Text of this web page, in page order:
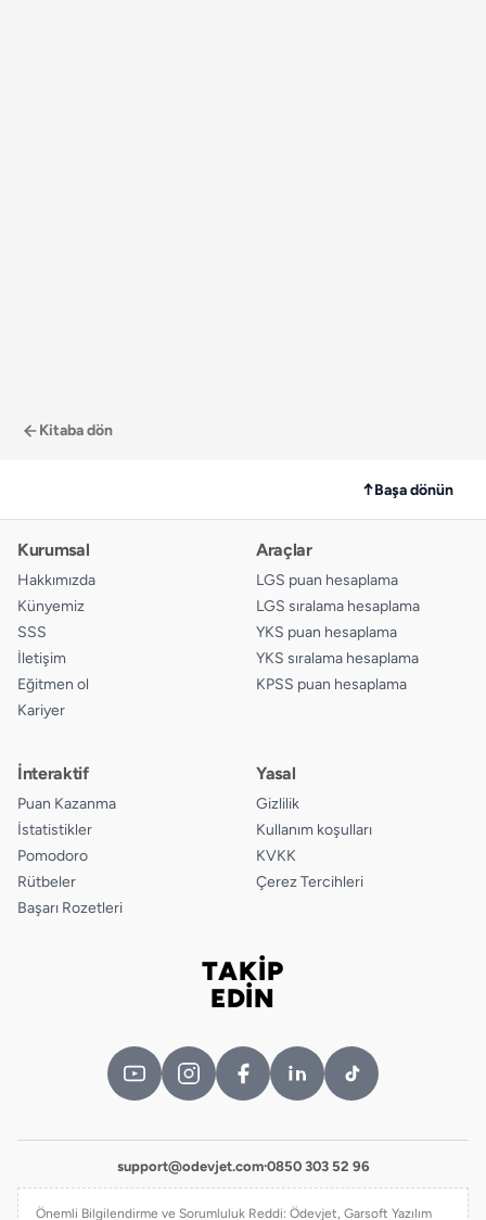
Kitaba dön
↑Başa dönün
Kurumsal
Hakkımızda
Künyemiz
SSS
İletişim
Eğitmen ol
Kariyer
Araçlar
LGS puan hesaplama
LGS sıralama hesaplama
YKS puan hesaplama
YKS sıralama hesaplama
KPSS puan hesaplama
İnteraktif
Puan Kazanma
İstatistikler
Pomodoro
Rütbeler
Başarı Rozetleri
Yasal
Gizlilik
Kullanım koşulları
KVKK
Çerez Tercihleri
TAKİP
EDİN
support@odevjet.com·0850 303 52 96
Önemli Bilgilendirme ve Sorumluluk Reddi: Ödevjet, Garsoft Yazılım